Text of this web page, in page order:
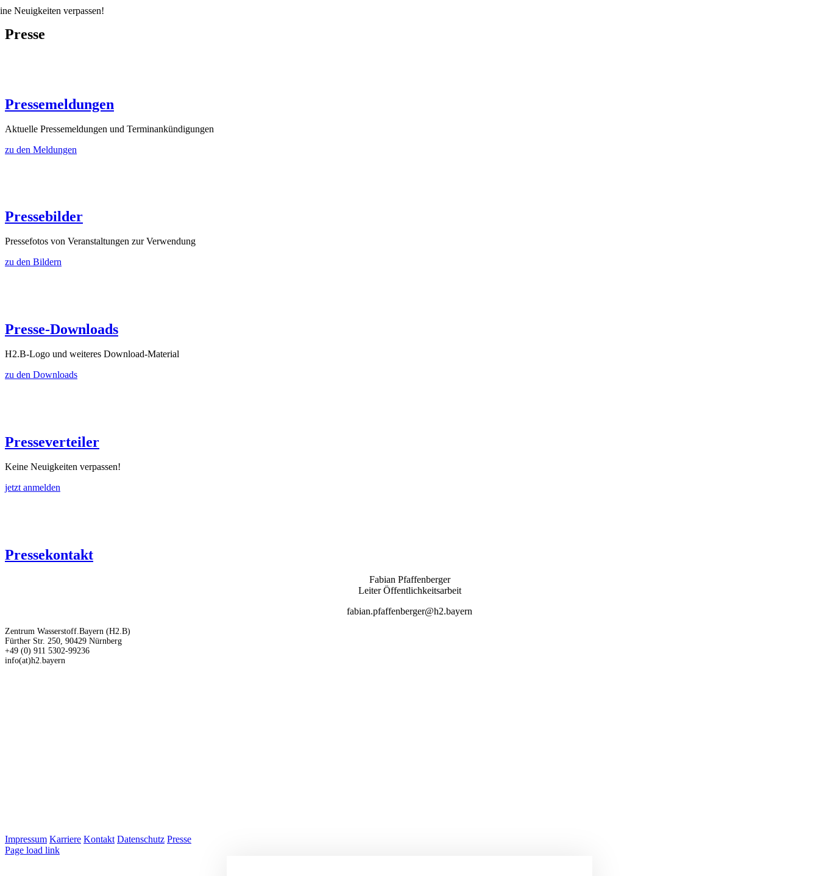
Neuigkeiten verpassen!
Presse
Pressemeldungen
Aktuelle Pressemeldungen und Terminankündigungen
zu den Meldungen
Pressebilder
Pressefotos von Veranstaltungen zur Verwendung
zu den Bildern
Presse-Downloads
H2.B-Logo und weiteres Download-Material
zu den Downloads
Presseverteiler
Keine Neuigkeiten verpassen!
jetzt anmelden
Pressekontakt
Fabian Pfaffenberger
Leiter Öffentlichkeitsarbeit
fabian.pfaffenberger@h2.bayern
Zentrum Wasserstoff.Bayern (H2.B)
Fürther Str. 250, 90429 Nürnberg
+49 (0) 911 5302-99236
info(at)h2.bayern
Impressum Karriere Kontakt Datenschutz Presse
LinkedIn
Page load link